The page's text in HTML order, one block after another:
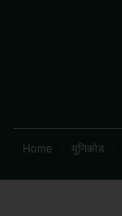
Home युनिकोड